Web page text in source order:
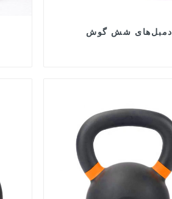
دمبل‌های شش گوش